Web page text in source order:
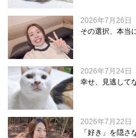
2026年7月26日
その選択、本当
2026年7月24日
幸せ、見逃して
2026年7月22日
「好き」を隠さ